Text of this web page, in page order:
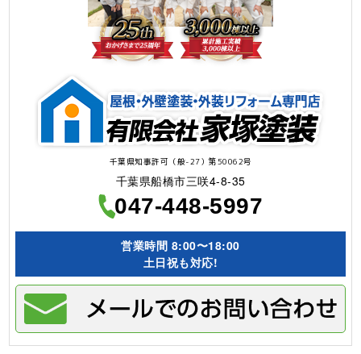
千葉県知事許可（般-27）第50062号
千葉県船橋市三咲4-8-35
047-448-5997
営業時間 8:00〜18:00
土日祝も対応!